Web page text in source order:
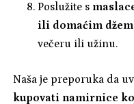
Poslužite s
ili domaćim
večeru ili užinu.
Naša je preporuka da
kupovati namirnice